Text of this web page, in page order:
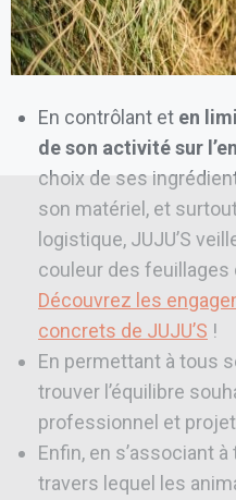
En contrôlant et en
de son activité sur
choix de ses
son matériel, et
logistique, JUJU’S
couleur des feuillages
Découvrez les
concrets de JUJU’S !
En permettant à tous
trouver l’équilibre
professionnel et
Enfin, en s’associant
travers lequel les